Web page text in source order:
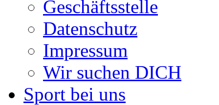
Geschäftsstelle
Datenschutz
Impressum
Wir suchen DICH
Sport bei uns